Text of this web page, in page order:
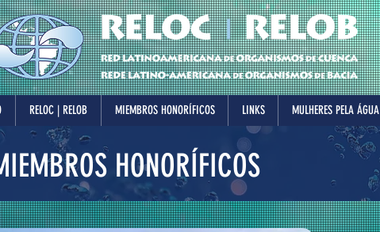
RELOC | RELOB MIEMBROS HONORÍFICOS LINKS MULHERES PELA ÁGUA
HONORÍFICOS